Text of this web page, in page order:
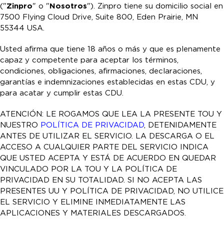
("Zinpro" o "Nosotros"). Zinpro tiene su domicilio social en
7500 Flying Cloud Drive, Suite 800, Eden Prairie, MN
55344 USA.
Usted afirma que tiene 18 años o más y que es plenamente
capaz y competente para aceptar los términos,
condiciones, obligaciones, afirmaciones, declaraciones,
garantías e indemnizaciones establecidas en estas CDU, y
para acatar y cumplir estas CDU.
ATENCIÓN: LE ROGAMOS QUE LEA LA PRESENTE TOU Y
NUESTRO POLÍTICA DE PRIVACIDAD, DETENIDAMENTE
ANTES DE UTILIZAR EL SERVICIO. LA DESCARGA O EL
ACCESO A CUALQUIER PARTE DEL SERVICIO INDICA
QUE USTED ACEPTA Y ESTÁ DE ACUERDO EN QUEDAR
VINCULADO POR LA TOU Y LA POLÍTICA DE
PRIVACIDAD EN SU TOTALIDAD. SI NO ACEPTA LAS
PRESENTES UU Y POLÍTICA DE PRIVACIDAD, NO UTILICE
EL SERVICIO Y ELIMINE INMEDIATAMENTE LAS
APLICACIONES Y MATERIALES DESCARGADOS.